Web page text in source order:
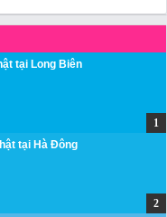
tại Long Biên
tại Hà Đông